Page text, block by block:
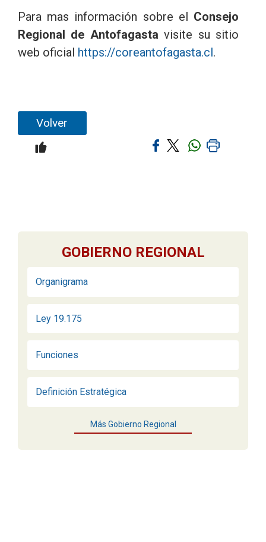
Para mas información sobre el Consejo
Regional de Antofagasta visite su sitio
web oficial https://coreantofagasta.cl.
Volver
GOBIERNO REGIONAL
Organigrama
Ley 19.175
Funciones
Definición Estratégica
Más Gobierno Regional